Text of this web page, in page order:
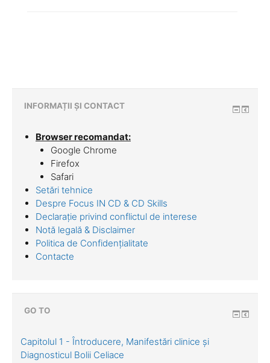
INFORMAȚII ȘI CONTACT
Browser recomandat:
Google Chrome
Firefox
Safari
Setări tehnice
Despre Focus IN CD & CD Skills
Declarație privind conflictul de interese
Notă legală & Disclaimer
Politica de Confidențialitate
Contacte
GO TO
Capitolul 1 - Întroducere, Manifestări clinice și
Diagnosticul Bolii Celiace